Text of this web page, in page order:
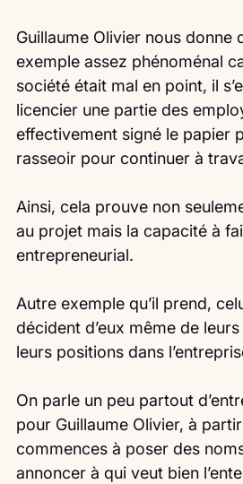
Guillaume Olivier nous donne
exemple assez phénoménal
société était mal en point, il
licencier une partie des
effectivement signé le papier
rasseoir pour continuer à
Ainsi, cela prouve non
au projet mais la capacité à
entrepreneurial.
Autre exemple qu’il prend,
décident d’eux même de
leurs positions dans
On parle un peu partout
pour Guillaume Olivier, à
commences à poser des
annoncer à qui veut bien